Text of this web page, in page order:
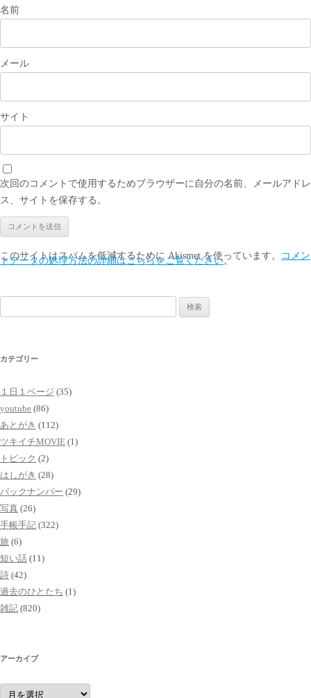
名前
メール
サイト
次回のコメントで使用するためブラウザーに自分の名前、メールアドレ
ス、サイトを保存する。
このサイトはスパムを低減するために Akismet を使っています。 コメン
トデータの処理方法の詳細はこちらをご覧ください。
索:
カテゴリー
１日１ページ (35)
youtube (86)
あとがき (112)
ツキイチMOVIE (1)
トピック (2)
はしがき (28)
バックナンバー (29)
写真 (26)
手帳手記 (322)
旅 (6)
短い話 (11)
詩 (42)
過去のひとたち (1)
雑記 (820)
アーカイブ
ア